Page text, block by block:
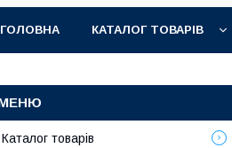
ГОЛОВНА КАТАЛОГ ТОВАРІВ
Каталог товарів